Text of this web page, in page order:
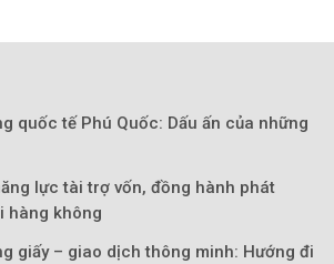
quốc tế Phú Quốc: Dấu ấn của những
lực tài trợ vốn, đồng hành phát
hàng không
giấy – giao dịch thông minh: Hướng đi